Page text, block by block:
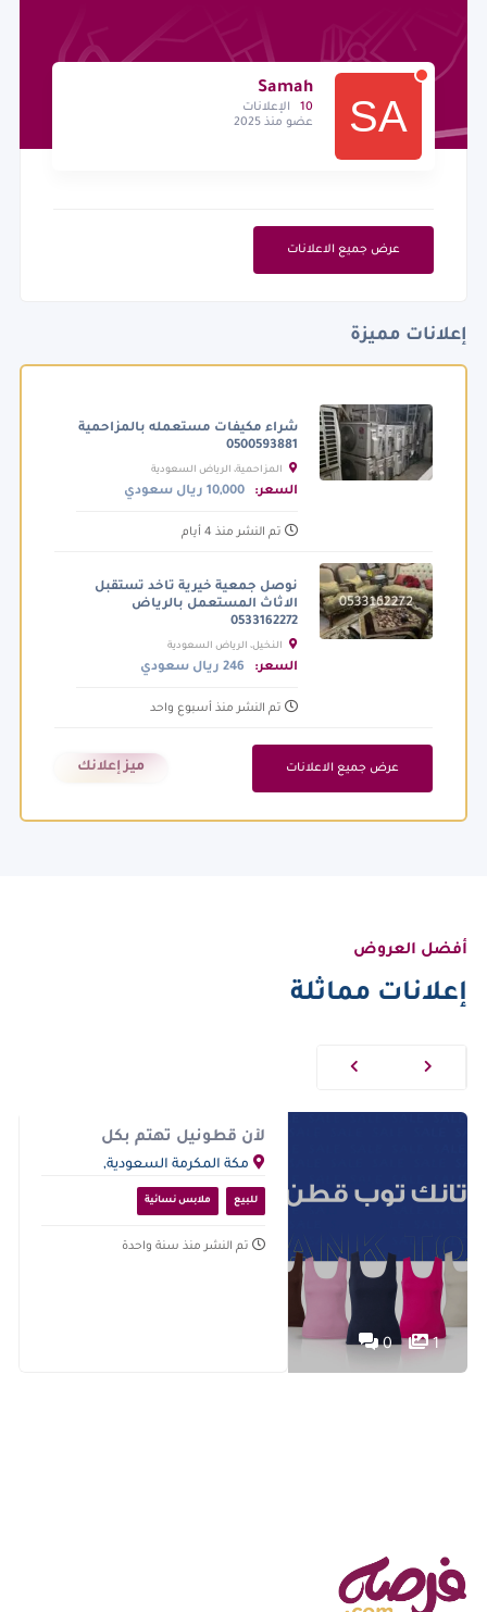
Samah
10
الإعلانات
عضو منذ 2025
عرض جميع الاعلانات
إعلانات مميزة
شراء مكيفات مستعمله بالمزاحمية
0500593881
السعر: 10,000 ريال سعودي
تم النشر منذ 4 أيام
نوصل جمعية خيرية تاخد تستقبل
الاثاث المستعمل بالرياض
0533162272
السعر: 246 ريال سعودي
تم النشر منذ أسبوع واحد
عرض جميع الاعلانات ميز إعلانك
أفضل العروض
إعلانات مماثلة
1
0
لأن قطونيل تهتم بكل
التفاصيل.. تقدم لكِ تانك
مكة المكرمة السعودية,
للبيع ملابس نسائية
تم النشر منذ سنة واحدة